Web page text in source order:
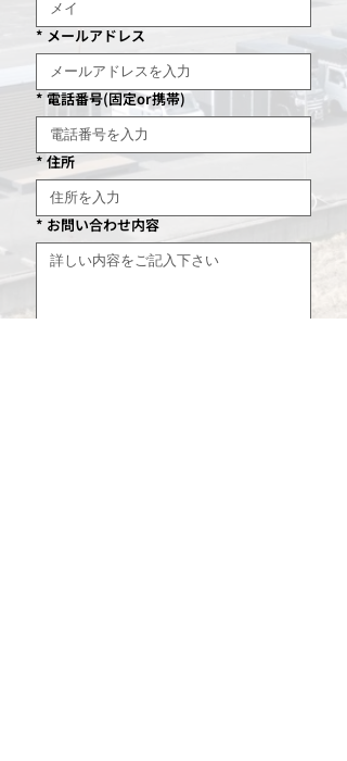
* メールアドレス
* 電話番号(固定or携帯)
* 住所
* お問い合わせ内容